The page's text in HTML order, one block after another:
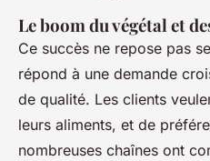
Le boom du végétal et
Ce succès ne repose pas
répond à une demande
de qualité. Les clients
leurs aliments, et de
nombreuses chaînes ont